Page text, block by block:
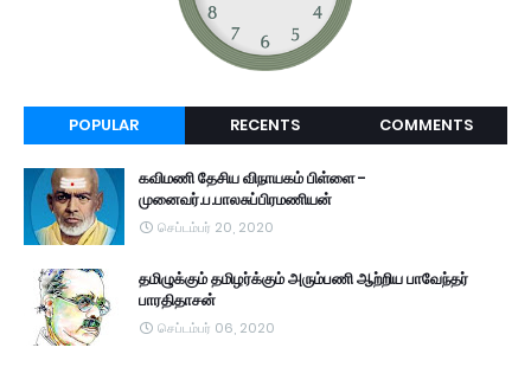
POPULAR RECENTS COMMENTS
கவிமணி தேசிய விநாயகம் பிள்ளை -
முனைவர்.ப.பாலசுப்பிரமணியன்
செப்டம்பர் 20, 2020
தமிழுக்கும் தமிழர்க்கும் அரும்பணி ஆற்றிய பாவேந்தர்
பாரதிதாசன்
செப்டம்பர் 06, 2020